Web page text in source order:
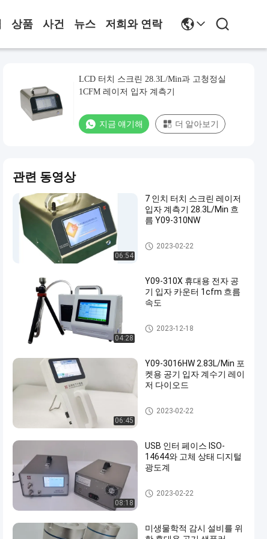
상품 사건 뉴스 저희와 연락
LCD 터치 스크린 28.3L/Min과 고청정실
1CFM 레이저 입자 계측기
지금 얘기해 더 알아보기
관련 동영상
06:54
7 인치 터치 스크린 레이저
입자 계측기 28.3L/Min 흐
름 Y09-310NW
공기 입자 계수기
2023-02-22
04:28
Y09-310X 휴대용 전자 공
기 입자 카운터 1cfm 흐름
속도
공기 입자 계수기
2023-12-18
06:45
Y09-3016HW 2.83L/Min 포
켓용 공기 입자 계수기 레이
저 다이오드
공기 입자 계수기
2023-02-22
08:18
USB 인터 페이스 ISO-
14644와 고체 상태 디지털
광도계
디지털 분무기 광도계
2023-02-22
미생물학적 감시 설비를 위